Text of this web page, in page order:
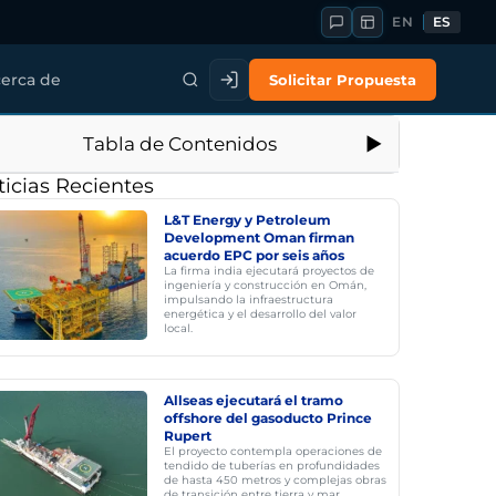
EN ES
de Solicitar Propuesta
Tabla de Contenidos
Recientes
L&T Energy y Petroleum
Development Oman firman
acuerdo EPC por seis años
La firma india ejecutará proyectos de
ingeniería y construcción en Omán,
impulsando la infraestructura
energética y el desarrollo del valor
local.
Allseas ejecutará el tramo
offshore del gasoducto Prince
Rupert
El proyecto contempla operaciones de
tendido de tuberías en profundidades
de hasta 450 metros y complejas obras